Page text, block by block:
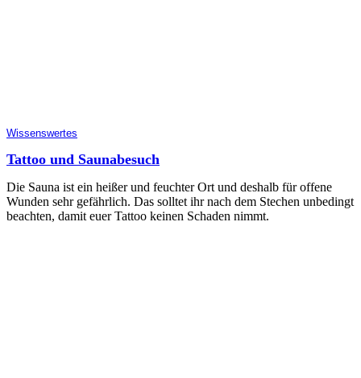
Wissenswertes
Tattoo und Saunabesuch
Die Sauna ist ein heißer und feuchter Ort und deshalb für offene
Wunden sehr gefährlich. Das solltet ihr nach dem Stechen unbedingt
beachten, damit euer Tattoo keinen Schaden nimmt.